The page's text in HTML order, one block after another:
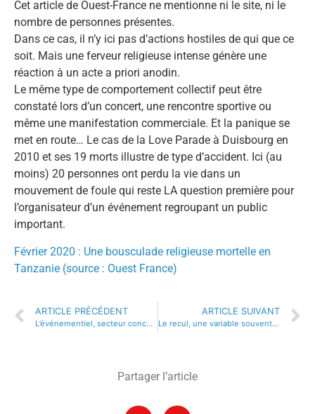
Cet article de Ouest-France ne mentionne ni le site, ni le
nombre de personnes présentes.
Dans ce cas, il n’y ici pas d’actions hostiles de qui que ce
soit. Mais une ferveur religieuse intense génère une
réaction à un acte a priori anodin.
Le même type de comportement collectif peut être
constaté lors d’un concert, une rencontre sportive ou
même une manifestation commerciale. Et la panique se
met en route… Le cas de la Love Parade à Duisbourg en
2010 et ses 19 morts illustre de type d’accident. Ici (au
moins) 20 personnes ont perdu la vie dans un
mouvement de foule qui reste LA question première pour
l’organisateur d’un événement regroupant un public
important.
Février 2020 : Une bousculade religieuse mortelle en
Tanzanie (source : Ouest France)
ARTICLE PRÉCÉDENT
L’événementiel, secteur concurrentiel entre les territoires !
ARTICLE SUIVANT
Le recul, une variable souvent manquante !
Partager l’article